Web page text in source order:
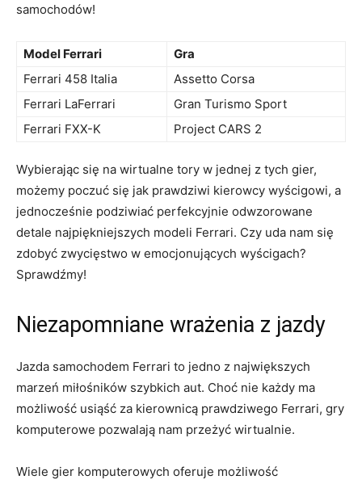
samochodów!
Model Ferrari
Gra
Ferrari 458 Italia
Assetto Corsa
Ferrari⁤ LaFerrari
Gran⁤ Turismo Sport
Ferrari⁣ FXX-K
Project CARS⁣ 2
Wybierając się na wirtualne tory w ⁢jednej z​ tych gier,
możemy poczuć​ się jak prawdziwi kierowcy wyścigowi, a
jednocześnie podziwiać perfekcyjnie odwzorowane
detale⁣ najpiękniejszych modeli‌ Ferrari. Czy uda nam się
‍zdobyć zwycięstwo w emocjonujących wyścigach?
Sprawdźmy!
Niezapomniane wrażenia z jazdy
Jazda samochodem Ferrari to jedno ⁣z⁣ największych
marzeń miłośników szybkich ​aut. Choć nie ​każdy ma
możliwość usiąść za kierownicą ⁤prawdziwego Ferrari, gry
komputerowe‌ pozwalają nam przeżyć wirtualnie.
Wiele gier komputerowych oferuje możliwość